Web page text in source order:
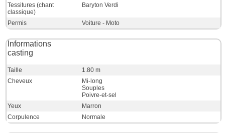
Tessitures (chant
classique)
Baryton Verdi
Permis Voiture - Moto
Informations
casting
Taille
1.80 m
Cheveux
Mi-long
Souples
Poivre-et-sel
Yeux
Marron
Corpulence
Normale